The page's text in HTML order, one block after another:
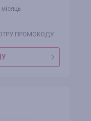
ПРОМОКОДУ